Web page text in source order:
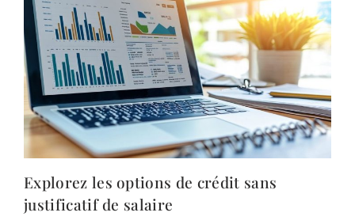
Explorez les options de crédit sans
justificatif de salaire